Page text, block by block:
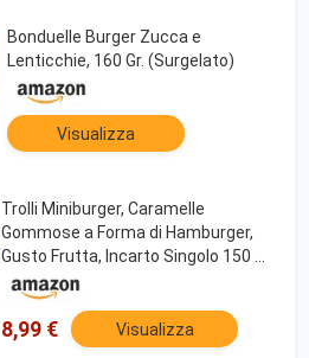
Bonduelle Burger Zucca e
Lenticchie, 160 Gr. (Surgelato)
Visualizza
Trolli Miniburger, Caramelle
Gommose a Forma di Hamburger,
Gusto Frutta, Incarto Singolo 150 Gr,
Senza Glutine, Idea Regalo per
Compleanni e Feste
8,99 € Visualizza